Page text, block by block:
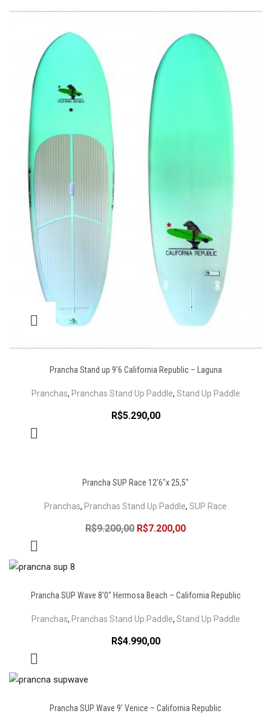
Prancha Stand up 9’6 California Republic – Laguna
Pranchas, Pranchas Stand Up Paddle, Stand Up Paddle
R$5.290,00
Prancha SUP Race 12’6″x 25,5″
Pranchas, Pranchas Stand Up Paddle, SUP Race
R$9.200,00 R$7.200,00
Prancha SUP Wave 8’0″ Hermosa Beach – California Republic
Pranchas, Pranchas Stand Up Paddle, Stand Up Paddle
R$4.990,00
Prancha SUP Wave 9′ Venice – California Republic